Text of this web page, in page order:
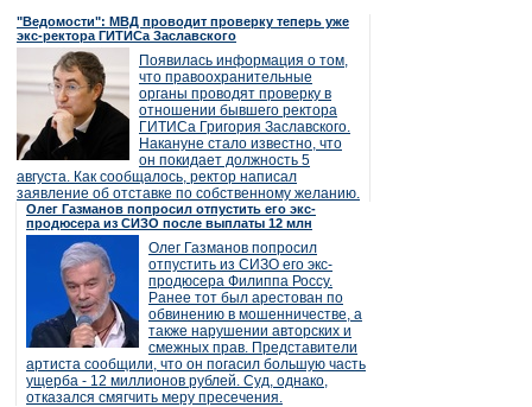
"Ведомости": МВД проводит проверку теперь уже
экс-ректора ГИТИСа Заславского
Появилась информация о том,
что правоохранительные
органы проводят проверку в
отношении бывшего ректора
ГИТИСа Григория Заславского.
Накануне стало известно, что
он покидает должность 5
августа. Как сообщалось, ректор написал
заявление об отставке по собственному желанию.
Олег Газманов попросил отпустить его экс-
продюсера из СИЗО после выплаты 12 млн
Олег Газманов попросил
отпустить из СИЗО его экс-
продюсера Филиппа Россу.
Ранее тот был арестован по
обвинению в мошенничестве, а
также нарушении авторских и
смежных прав. Представители
артиста сообщили, что он погасил большую часть
ущерба - 12 миллионов рублей. Суд, однако,
отказался смягчить меру пресечения.